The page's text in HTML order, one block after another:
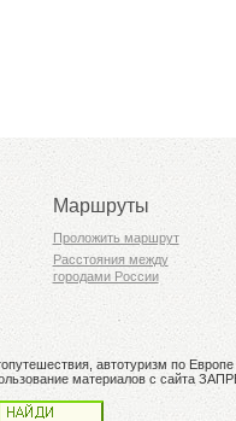
Маршруты
Проложить маршрут
Расстояния между
городами России
автотуризм по
материалов с сайта